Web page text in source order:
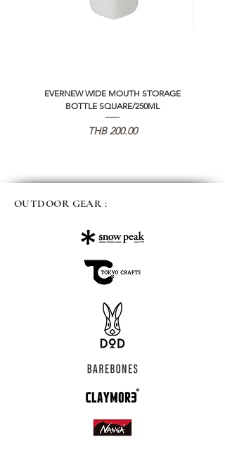
EVERNEW WIDE MOUTH STORAGE
BOTTLE SQUARE/250ML
Price
THB 200.00
OUTDOOR GEAR :